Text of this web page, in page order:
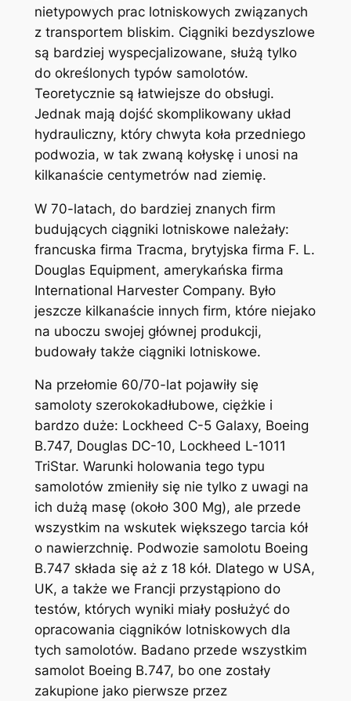
nietypowych prac lotniskowych związanych
z transportem bliskim. Ciągniki bezdyszlowe
są bardziej wyspecjalizowane, służą tylko
do określonych typów samolotów.
Teoretycznie są łatwiejsze do obsługi.
Jednak mają dojść skomplikowany układ
hydrauliczny, który chwyta koła przedniego
podwozia, w tak zwaną kołyskę i unosi na
kilkanaście centymetrów nad ziemię.
W 70-latach, do bardziej znanych firm
budujących ciągniki lotniskowe należały:
francuska firma Tracma, brytyjska firma F. L.
Douglas Equipment, amerykańska firma
International Harvester Company. Było
jeszcze kilkanaście innych firm, które niejako
na uboczu swojej głównej produkcji,
budowały także ciągniki lotniskowe.
Na przełomie 60/70-lat pojawiły się
samoloty szerokokadłubowe, ciężkie i
bardzo duże: Lockheed C-5 Galaxy, Boeing
B.747, Douglas DC-10, Lockheed L-1011
TriStar. Warunki holowania tego typu
samolotów zmieniły się nie tylko z uwagi na
ich dużą masę (około 300 Mg), ale przede
wszystkim na wskutek większego tarcia kół
o nawierzchnię. Podwozie samolotu Boeing
B.747 składa się aż z 18 kół. Dlatego w USA,
UK, a także we Francji przystąpiono do
testów, których wyniki miały posłużyć do
opracowania ciągników lotniskowych dla
tych samolotów. Badano przede wszystkim
samolot Boeing B.747, bo one zostały
zakupione jako pierwsze przez